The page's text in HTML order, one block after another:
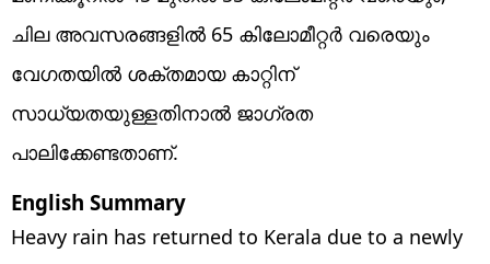
ചില അവസരങ്ങളിൽ 65 കിലോമീറ്റർ വരെയും
വേഗതയിൽ ശക്തമായ കാറ്റിന്
സാധ്യതയുള്ളതിനാൽ ജാഗ്രത
പാലിക്കേണ്ടതാണ്.
English Summary
Heavy rain has returned to Kerala due to a newly